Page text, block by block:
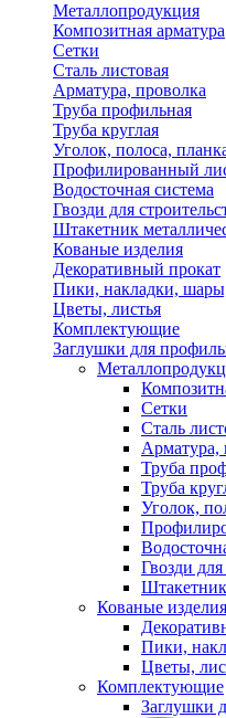
Металлопродукция
Композитная арматура
Сетки
Сталь листовая
Арматура, проволка
Труба профильная
Труба круглая
Уголок, полоса,
Профилированный
Водосточная система
Гвозди для
Штакетник
Кованые изделия
Декоративный прокат
Пики, накладки,
Цветы, листья
Комплектующие
Заглушки для
Сетки
Сталь
Арматура,
Труба
Труба
Уголок,
Гвозди для
Кованые изделия
Пики,
Цветы,
Комплектующие
Заглушки